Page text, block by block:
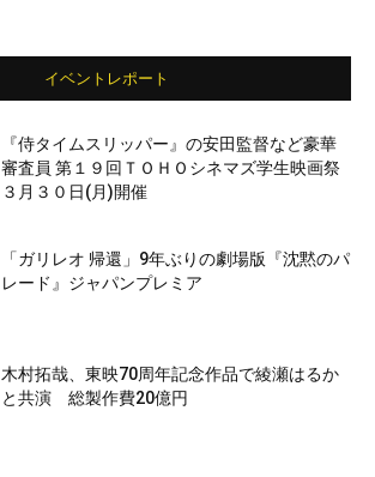
イベントレポート
『侍タイムスリッパー』の安田監督など豪華
審査員 第１９回ＴＯＨＯシネマズ学生映画祭
３月３０日(月)開催
「ガリレオ 帰還」9年ぶりの劇場版『沈黙のパ
レード』ジャパンプレミア
木村拓哉、東映70周年記念作品で綾瀬はるか
と共演 総製作費20億円